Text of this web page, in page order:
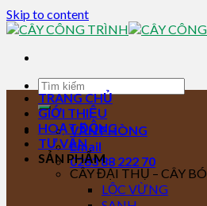
Skip to content
VĂN PHÒNG
Email
0283 88 222 70
TRANG CHỦ
GIỚI THIỆU
HOẠT ĐỘNG
TƯ VẤN
SẢN PHẨM
CÂY ĐẠI THỤ – CÂY
LỘC VỪNG